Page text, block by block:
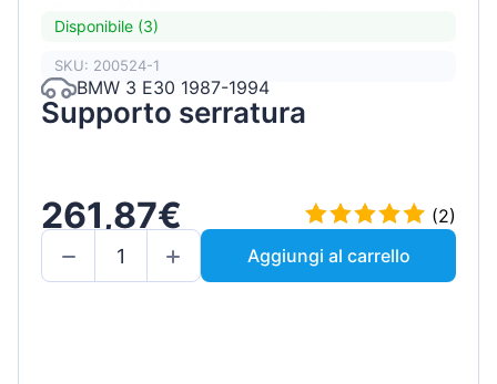
Disponibile (3)
SKU: 200524-1
BMW 3 E30 1987-1994
Supporto serratura
261,87€
(2)
Aggiungi al carrello